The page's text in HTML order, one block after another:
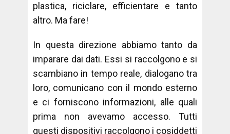
plastica, riciclare, efficientare e tanto
altro. Ma fare!
In questa direzione abbiamo tanto da
imparare dai dati. Essi si raccolgono e si
scambiano in tempo reale, dialogano tra
loro, comunicano con il mondo esterno
e ci forniscono informazioni, alle quali
prima non avevamo accesso. Tutti
questi dispositivi raccolgono i cosiddetti